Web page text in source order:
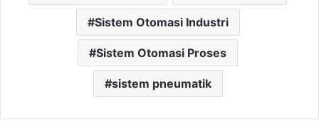
Sistem Otomasi Industri
Sistem Otomasi Proses
sistem pneumatik